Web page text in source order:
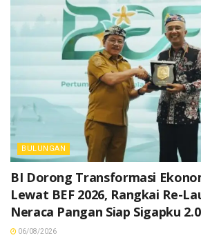
BULUNGAN
BI Dorong Transformasi
Lewat BEF 2026, Rangkai Re-
Neraca Pangan Siap Sigapku 2.0
06/08/2026